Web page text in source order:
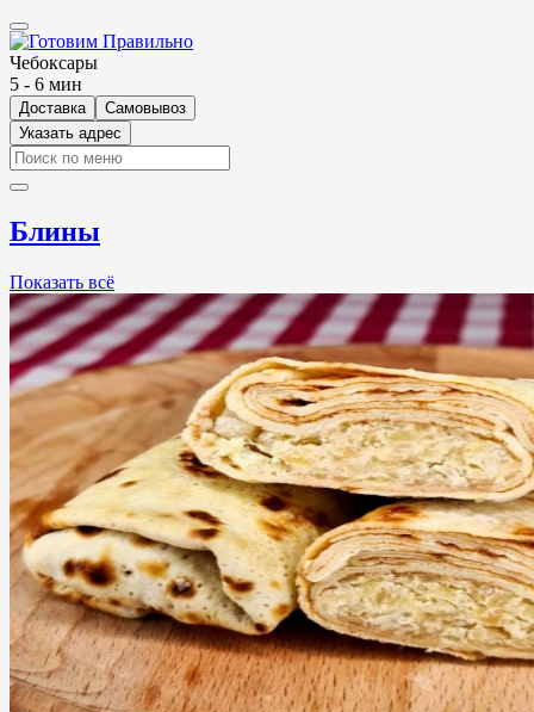
Чебоксары
5 - 6 мин
Доставка
Самовывоз
Указать адрес
Блины
Показать всё